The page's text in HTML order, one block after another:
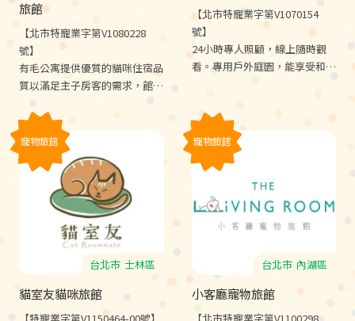
旅館
【北市特寵業字第V1080228
號】
有毛公寓提供優質的貓咪住宿品
質以滿足主子房客的需求，館內
安心將寶貝主子託付給我們。
【北市特寵業字第V1070154
號】
24小時專人照顧，線上隨時觀
看。專用戶外庭園，能享受和煦
學都是健康好相處的好夥伴。合
格寵物旅館執照，安心有保障。
寵物旅館
台北市 士林區
貓室友貓咪旅館
【特寵業字第V1150464-00號】
寵物旅館
台北市 內湖區
小客廳寵物旅館
【北市特寵業字第V1100298